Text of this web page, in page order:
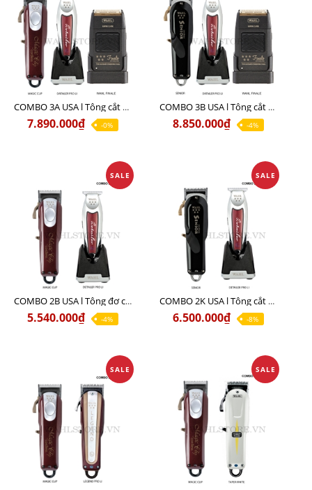
COMBO 3A USA l Tông cắt MAGIC + Tông viền DETAILER PRO LI + Cạo khô FINALE
7.890.000₫ -0%
COMBO 3B USA l Tông cắt SENIOR + Tông viền DETAILER PRO LI + Cạo khô FINALE
8.850.000₫ -4%
SALE
COMBO 2B USA l Tông đơ cắt Magic clip Red + Tông đơ viền Detailer Pro Li
5.540.000₫ -4%
SALE
COMBO 2K USA l Tông cắt SENIOR +Tông viền DETAILER PRO LI
6.500.000₫ -8%
SALE SALE